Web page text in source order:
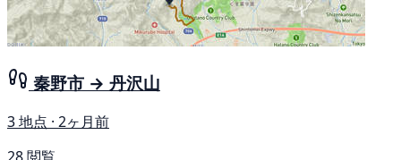
秦野市 → 丹沢山
3 地点 · 2ヶ月前